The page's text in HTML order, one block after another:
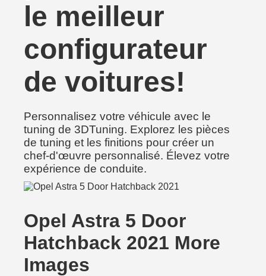
le meilleur
configurateur
de voitures!
Personnalisez votre véhicule avec le
tuning de 3DTuning. Explorez les pièces
de tuning et les finitions pour créer un
chef-d'œuvre personnalisé. Élevez votre
expérience de conduite.
Opel Astra 5 Door
Hatchback 2021 More
Images